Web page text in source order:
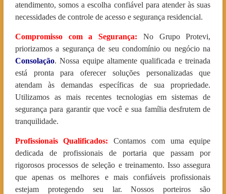
atendimento, somos a escolha confiável para atender às suas
necessidades de controle de acesso e segurança residencial.
Compromisso com a Segurança: No Grupo Protevi,
priorizamos a segurança de seu condomínio ou negócio na
Consolação. Nossa equipe altamente qualificada e treinada
está pronta para oferecer soluções personalizadas que
atendam às demandas específicas de sua propriedade.
Utilizamos as mais recentes tecnologias em sistemas de
segurança para garantir que você e sua família desfrutem de
tranquilidade.
Profissionais Qualificados:
Contamos com uma equipe
dedicada de profissionais de portaria que passam por
rigorosos processos de seleção e treinamento. Isso assegura
que apenas os melhores e mais confiáveis profissionais
estejam protegendo seu lar. Nossos porteiros são